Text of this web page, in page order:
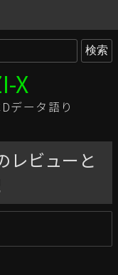
データ語り
レビューと